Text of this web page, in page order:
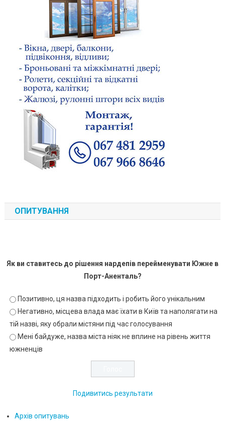
ОПИТУВАННЯ
Як ви ставитесь до рішення нардепів перейменувати Южне в
Порт-Аненталь?
Позитивно, ця назва підходить і робить його унікальним
Негативно, місцева влада має їхати в Київ та наполягати на
тій назві, яку обрали містяни під час голосування
Мені байдуже, назва міста ніяк не вплине на рівень життя
южненців
Подивитись результати
Архів опитувань